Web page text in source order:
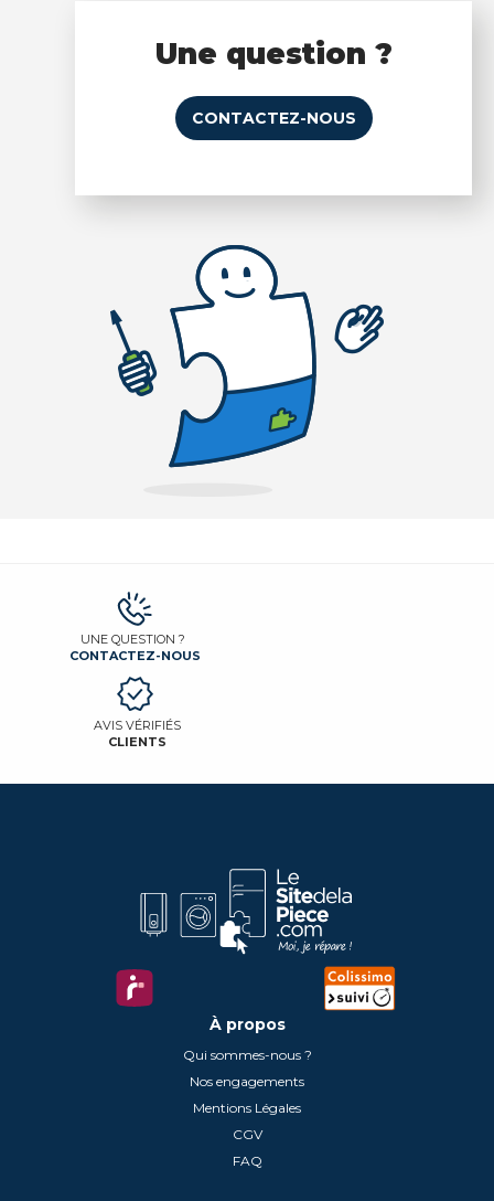
Une question ?
CONTACTEZ-NOUS
UNE QUESTION ?
CONTACTEZ-NOUS
AVIS VÉRIFIÉS
CLIENTS
À propos
Qui sommes-nous ?
Nos engagements
Mentions Légales
CGV
FAQ